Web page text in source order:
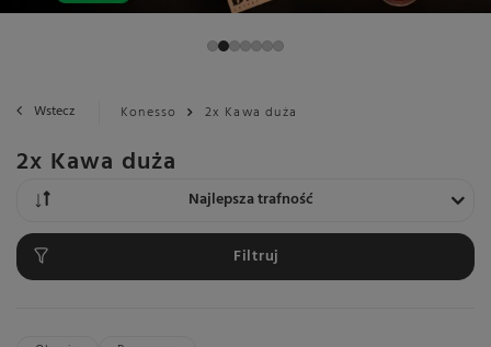
Wstecz Konesso 2x Kawa duża
2x Kawa duża
Zmień sortowanie
Najlepsza trafność
Filtruj